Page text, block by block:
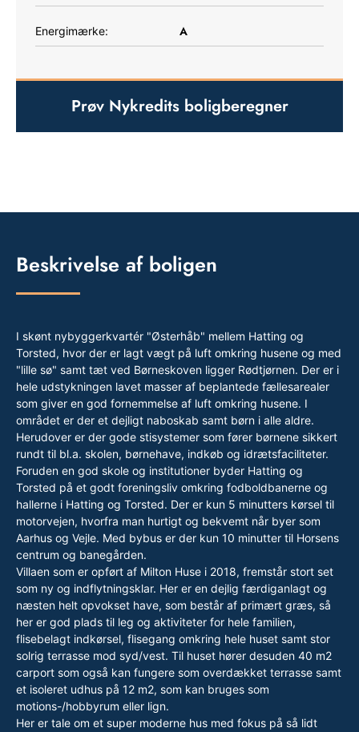
Energimærke: A
Prøv Nykredits boligberegner
Beskrivelse af boligen
I skønt nybyggerkvartér "Østerhåb" mellem Hatting og
Torsted, hvor der er lagt vægt på luft omkring husene og med
"lille sø" samt tæt ved Børneskoven ligger Rødtjørnen. Der er i
hele udstykningen lavet masser af beplantede fællesarealer
som giver en god fornemmelse af luft omkring husene. I
området er der et dejligt naboskab samt børn i alle aldre.
Herudover er der gode stisystemer som fører børnene sikkert
rundt til bl.a. skolen, børnehave, indkøb og idrætsfaciliteter.
Foruden en god skole og institutioner byder Hatting og
Torsted på et godt foreningsliv omkring fodboldbanerne og
hallerne i Hatting og Torsted. Der er kun 5 minutters kørsel til
motorvejen, hvorfra man hurtigt og bekvemt når byer som
Aarhus og Vejle. Med bybus er der kun 10 minutter til Horsens
centrum og banegården.
Villaen som er opført af Milton Huse i 2018, fremstår stort set
som ny og indflytningsklar. Her er en dejlig færdiganlagt og
næsten helt opvokset have, som består af primært græs, så
her er god plads til leg og aktiviteter for hele familien,
flisebelagt indkørsel, flisegang omkring hele huset samt stor
solrig terrasse mod syd/vest. Til huset hører desuden 40 m2
carport som også kan fungere som overdækket terrasse samt
et isoleret udhus på 12 m2, som kan bruges som
motions-/hobbyrum eller lign.
Her er tale om et super moderne hus med fokus på så lidt